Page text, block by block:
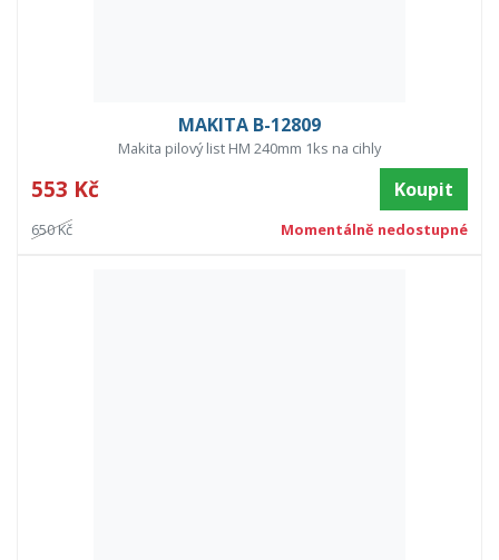
MAKITA B-12809
Makita pilový list HM 240mm 1ks na cihly
553 Kč Koupit
650 Kč Momentálně nedostupné